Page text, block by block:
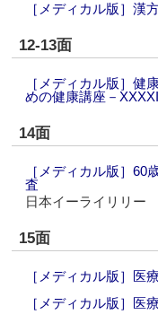
［メディカル版］漢
12-13面
［メディカル版］健
めの健康講座－
14面
［メディカル版］60
査
日本イーライリリー
15面
［メディカル版］
［メディカル版］医